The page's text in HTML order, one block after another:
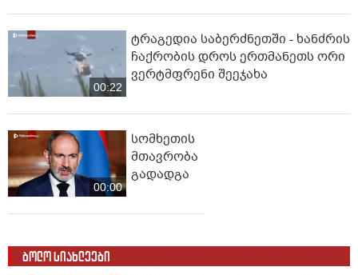
00:22
ტრაგედია საბერძნეთში - ხანძრის
ჩაქრობის დროს ერთმანეთს ორი
ვერტმფრენი შეეჯახა
00:00
სომხეთის
მთავრობა
გადადგა
ბოლო სიახლეები